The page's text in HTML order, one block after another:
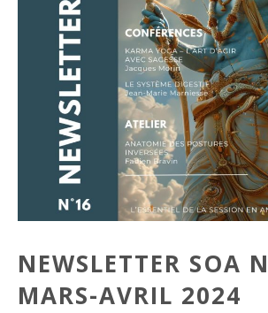
NEWSLETTER SOA
MARS-AVRIL 2024